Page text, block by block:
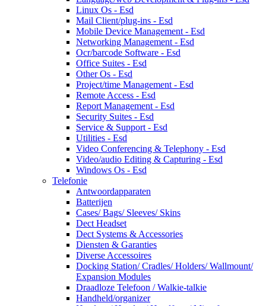
Linux Os - Esd
Mail Client/plug-ins - Esd
Mobile Device Management - Esd
Networking Management - Esd
Ocr/barcode Software - Esd
Office Suites - Esd
Other Os - Esd
Project/time Management - Esd
Remote Access - Esd
Report Management - Esd
Security Suites - Esd
Service & Support - Esd
Utilities - Esd
Video Conferencing & Telephony - Esd
Video/audio Editing & Capturing - Esd
Windows Os - Esd
Telefonie
Antwoordapparaten
Batterijen
Cases/ Bags/ Sleeves/ Skins
Dect Headset
Dect Systems & Accessories
Diensten & Garanties
Diverse Accessoires
Docking Station/ Cradles/ Holders/ Wallmount/
Expansion Modules
Draadloze Telefoon / Walkie-talkie
Handheld/organizer